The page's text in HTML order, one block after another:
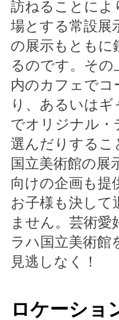
訪ねることによ
場とする常設展
の展示もともに
るのです。その
内のカフェでコ
り、あるいは
でオリジナル・
選んだりするこ
国立美術館の展
向けの企画も提
お子様も決して
ません。芸術愛
ラハ国立美術館
見逃しなく！
ロケーショ